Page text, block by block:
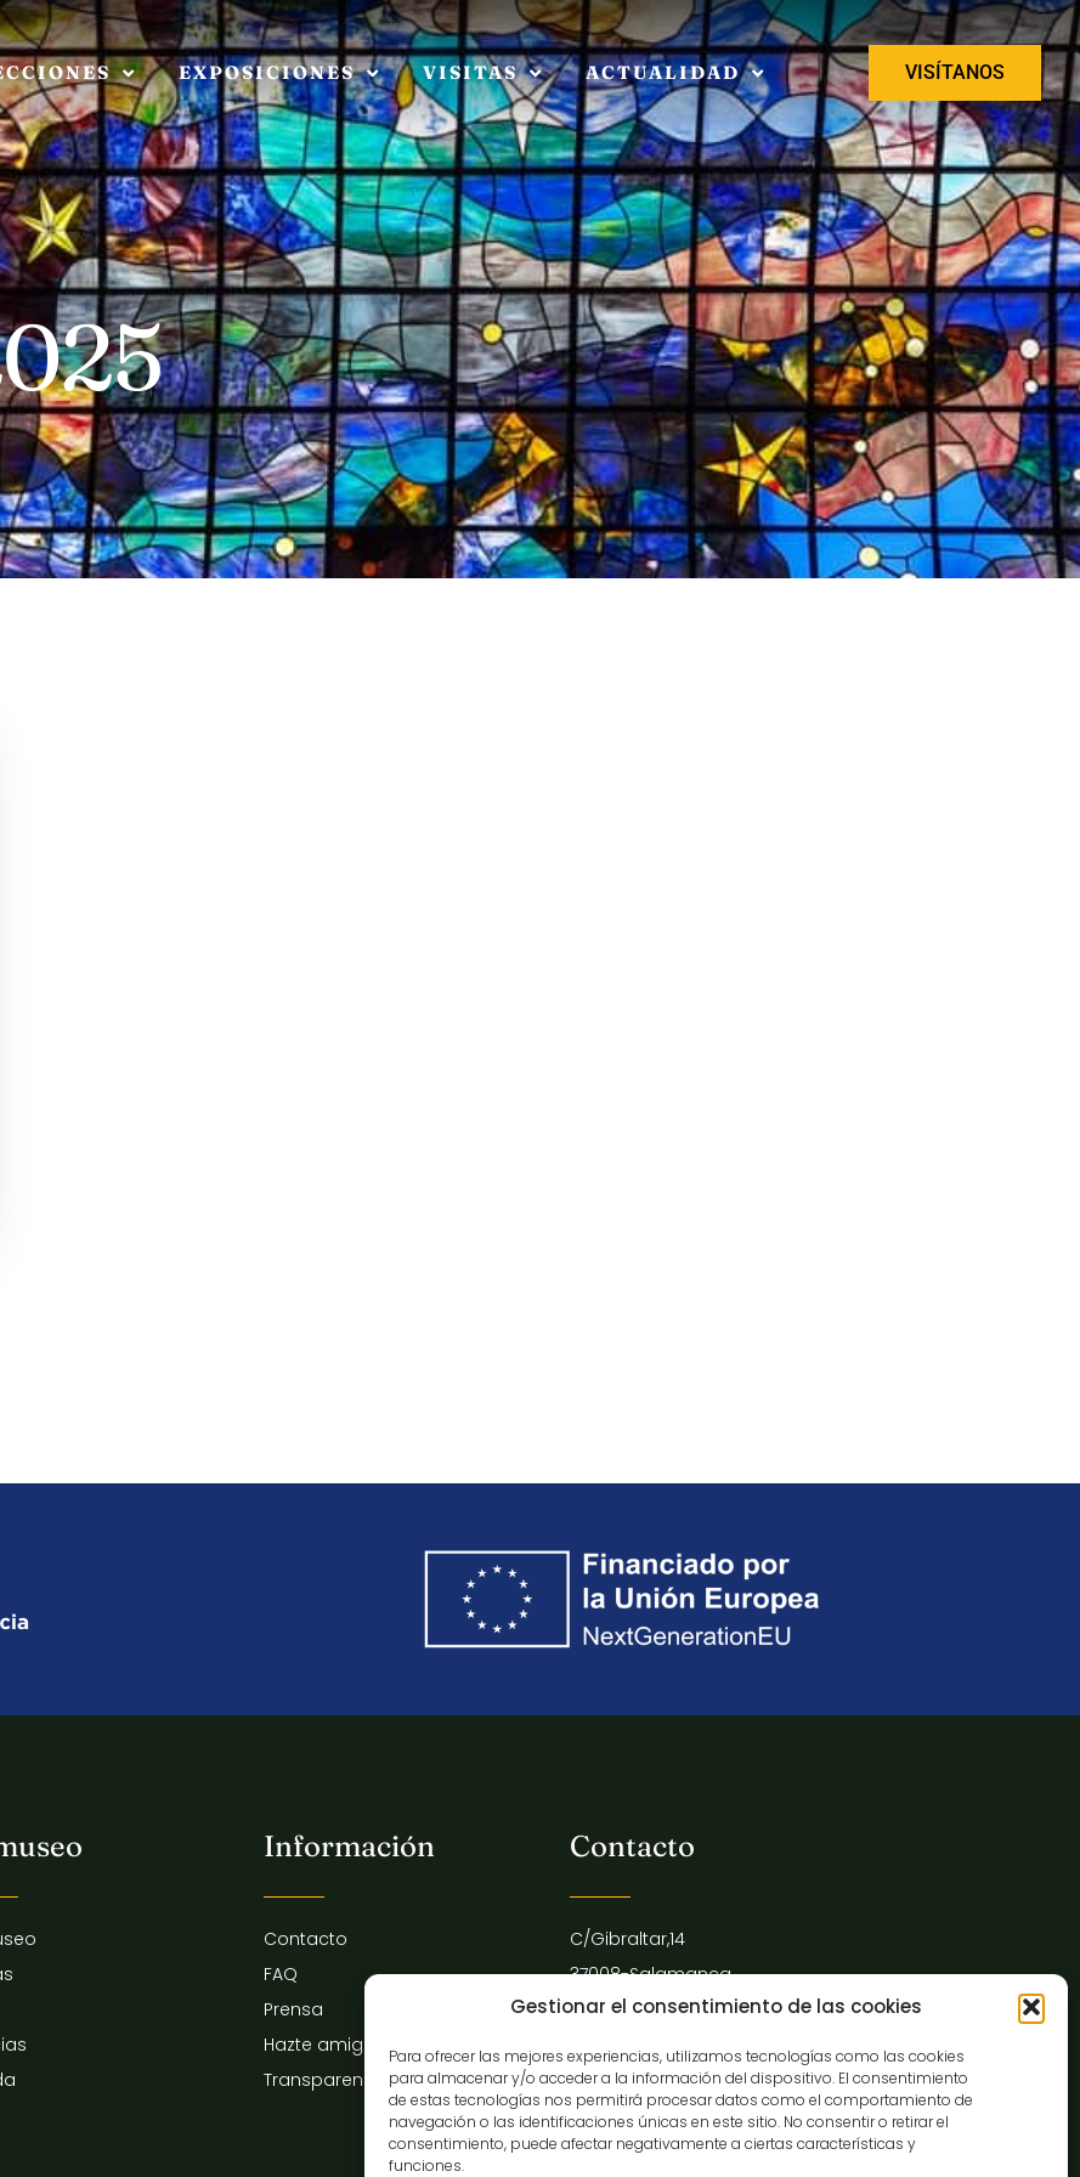
Gestionar el consentimiento de las cookies
Para ofrecer las mejores experiencias, utilizamos tecnologías como las cookies
para almacenar y/o acceder a la información del dispositivo. El consentimiento
de estas tecnologías nos permitirá procesar datos como el comportamiento de
navegación o las identificaciones únicas en este sitio. No consentir o retirar el
consentimiento, puede afectar negativamente a ciertas características y
funciones.
EXPOSICIONES VISITAS ACTUALIDAD VISÍTANOS
Información
Contacto
FAQ
Prensa
Hazte amigo del museo
Transparencia
Contacto
C/Gibraltar,14
37008-Salamanca
923 12 14 25
comunicacion@museocasalis.org